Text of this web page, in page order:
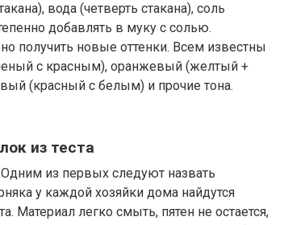
вода (четверть стакана), соль
добавлять в муку с солью.
получить новые оттенки. Всем известны
с красным), оранжевый (желтый +
(красный с белым) и прочие тона.
из теста
из первых следуют назвать
у каждой хозяйки дома найдутся
Материал легко смыть, пятен не остается,